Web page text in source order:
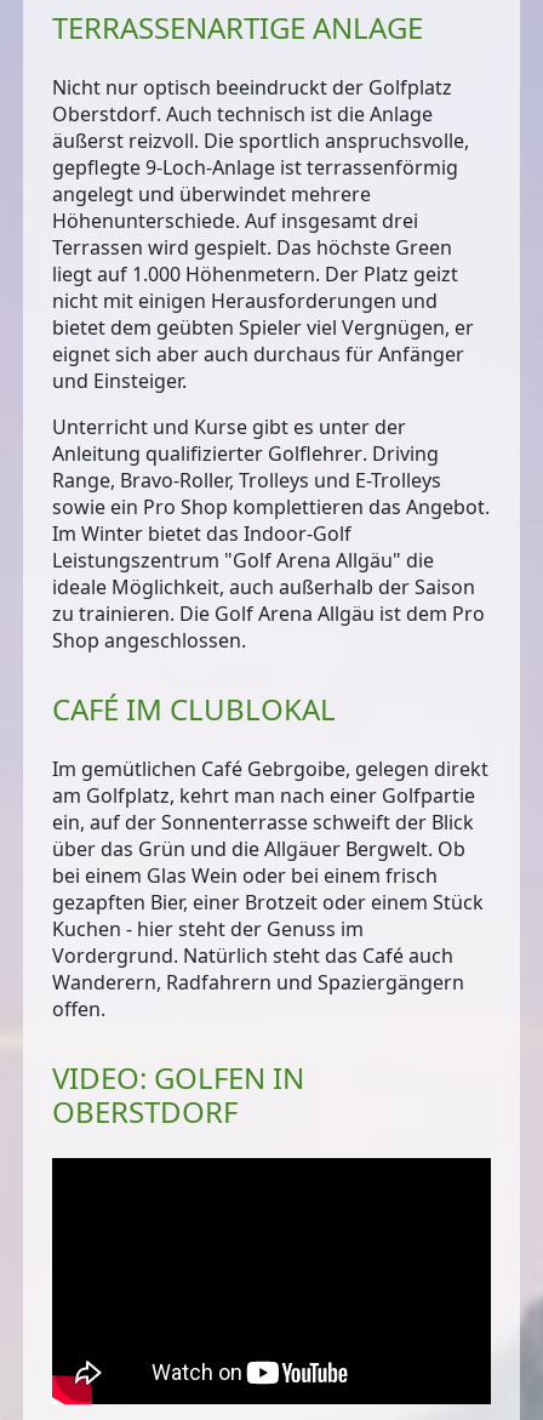
TERRASSENARTIGE ANLAGE
Nicht nur optisch beeindruckt der Golfplatz
Oberstdorf. Auch technisch ist dieAnlage
äußerst reizvoll. Die sportlich anspruchsvolle,
gepflegte9-Loch-Anlage ist terrassenförmig
angelegt und überwindet mehrere
Höhenunterschiede. Auf insgesamt drei
Terrassen wird gespielt. Das höchste Green
liegt auf 1.000 Höhenmetern. Der Platz geizt
nicht mit einigen Herausforderungen und
bietet dem geübten Spieler viel Vergnügen, er
eignet sich aber auch durchaus für Anfänger
und Einsteiger.
Unterricht und Kurse gibt es unter der
Anleitung qualifizierter Golflehrer. Driving
Range, Bravo-Roller, Trolleys und E-Trolleys
sowie ein Pro Shop komplettieren das Angebot.
Im Winter bietet dasIndoor-Golf
Leistungszentrum "Golf Arena Allgäu" die
ideale Möglichkeit, auch außerhalb der Saison
zu trainieren. Die Golf Arena Allgäu ist dem Pro
Shop angeschlossen.
CAFÉ IM CLUBLOKAL
Im gemütlichen Café Gebrgoibe, gelegen direkt
am Golfplatz, kehrt man nach einer Golfpartie
ein, auf der Sonnenterrasse schweift der Blick
über das Grün und die Allgäuer Bergwelt. Ob
bei einem Glas Wein oder bei einem frisch
gezapften Bier, einer Brotzeit oder einem Stück
Kuchen - hier steht der Genuss im
Vordergrund. Natürlich steht das Café auch
Wanderern, Radfahrern und Spaziergängern
offen.
VIDEO: GOLFEN IN
OBERSTDORF